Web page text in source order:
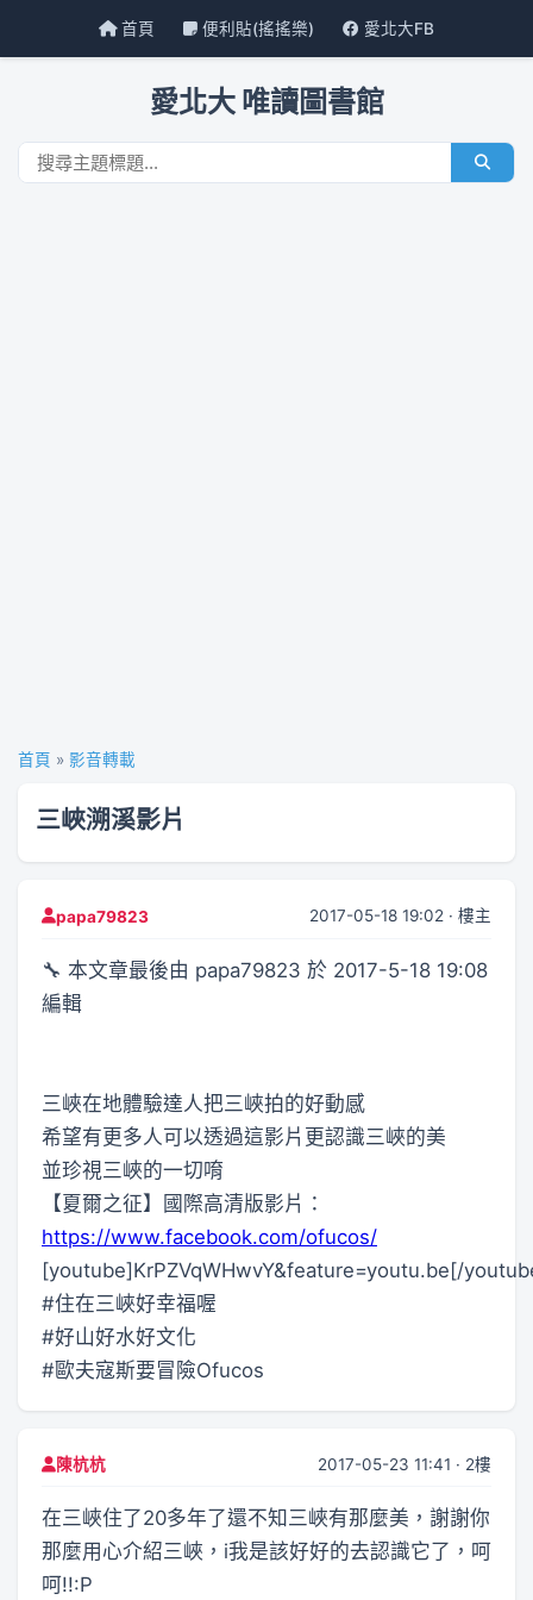
首頁 便利貼(搖搖樂) 愛北大FB
愛北大 唯讀圖書館
首頁 » 影音轉載
三峽溯溪影片
papa79823 2017-05-18 19:02 · 樓主
🔧 本文章最後由 papa79823 於 2017-5-18 19:08
編輯
三峽在地體驗達人把三峽拍的好動感
希望有更多人可以透過這影片更認識三峽的美
並珍視三峽的一切唷
【夏爾之征】國際高清版影片：
https://www.facebook.com/ofucos/
[youtube]KrPZVqWHwvY&feature=youtu.be[/
#住在三峽好幸福喔
#好山好水好文化
#歐夫寇斯要冒險Ofucos
陳杭杭 2017-05-23 11:41 · 2樓
在三峽住了20多年了還不知三峽有那麼美，謝謝你
那麼用心介紹三峽，i我是該好好的去認識它了，呵
呵!!:P